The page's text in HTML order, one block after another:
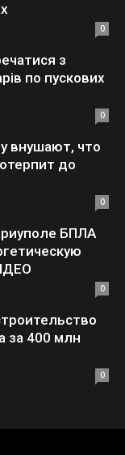
0
з
по пускових
0
внушают, что
до
0
БПЛА
0
за 400 млн
0